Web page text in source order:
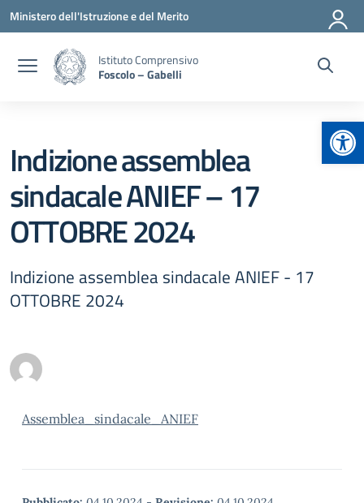
Vai ai contenuti
Vai al menu di navigazione
Vai al footer
Ministero dell'Istruzione e del Merito
Istituto Comprensivo
Foscolo – Gabelli
Indizione assemblea
sindacale ANIEF – 17
OTTOBRE 2024
Indizione assemblea sindacale ANIEF - 17
OTTOBRE 2024
Assemblea_sindacale_ANIEF